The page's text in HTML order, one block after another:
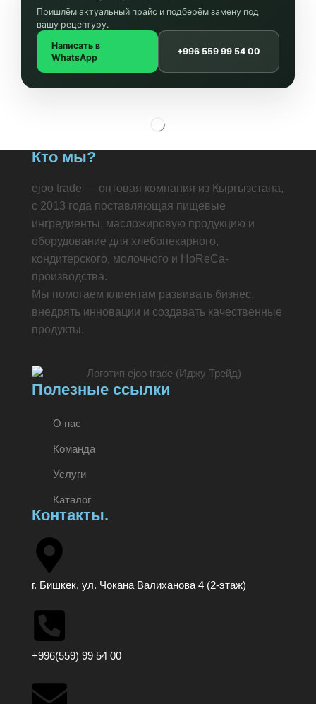
Пришлём актуальный прайс и подберём замену под
вашу рецептуру.
Написать в
WhatsApp
+996 559 99 54 00
Кто мы?
ejoo trade — оптовая компания из Кыргызстана,
с 2013 года поставляющая пищевые
ингредиенты, масложировую продукцию и
оборудование для хлебопекарного,
кондитерского, молочного и HoReCa-
производства.
Мы помогаем клиентам развивать бизнес,
внедрять инновации и создавать качественные
продукты.
Полезные ссылки
О нас
Команда
Услуги
Каталог
Контакты.
г. Бишкек, ул. Чокана Валиханова 4 (2-этаж)
+996(559) 99 54 00